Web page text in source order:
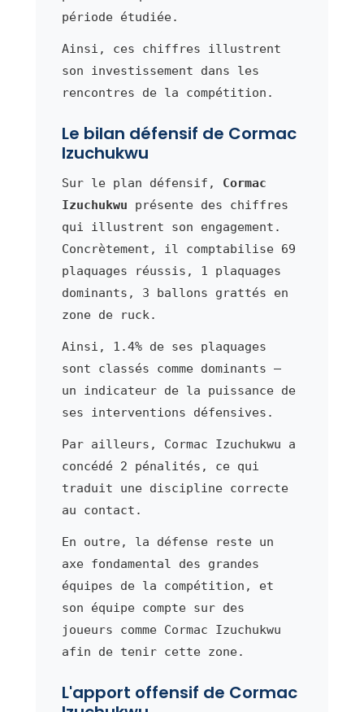
période étudiée.
Ainsi, ces chiffres illustrent
son investissement dans les
rencontres de la compétition.
Le bilan défensif de Cormac
Izuchukwu
Sur le plan défensif, Cormac
Izuchukwu présente des chiffres
qui illustrent son engagement.
Concrètement, il comptabilise 69
plaquages réussis, 1 plaquages
dominants, 3 ballons grattés en
zone de ruck.
Ainsi, 1.4% de ses plaquages
sont classés comme dominants —
un indicateur de la puissance de
ses interventions défensives.
Par ailleurs, Cormac Izuchukwu a
concédé 2 pénalités, ce qui
traduit une discipline correcte
au contact.
En outre, la défense reste un
axe fondamental des grandes
équipes de la compétition, et
son équipe compte sur des
joueurs comme Cormac Izuchukwu
afin de tenir cette zone.
L'apport offensif de Cormac